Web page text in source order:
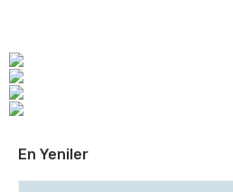
En Yeniler